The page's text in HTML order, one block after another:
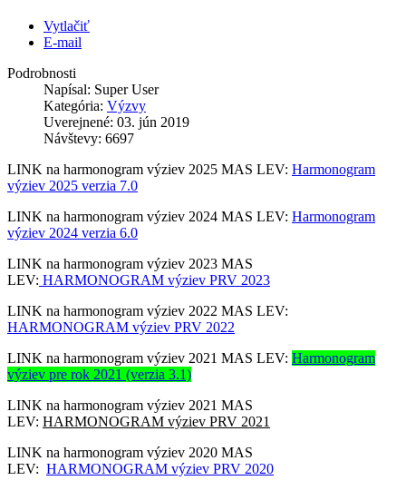
Vytlačiť
E-mail
Podrobnosti
Napísal: Super User
Kategória: Výzvy
Uverejnené: 03. jún 2019
Návštevy: 6697
LINK na harmonogram výziev 2025 MAS LEV: Harmonogram
výziev 2025 verzia 7.0
LINK na harmonogram výziev 2024 MAS LEV: Harmonogram
výziev 2024 verzia 6.0
LINK na harmonogram výziev 2023 MAS
LEV: HARMONOGRAM výziev PRV 2023
LINK na harmonogram výziev 2022 MAS LEV:
HARMONOGRAM výziev PRV 2022
LINK na harmonogram výziev 2021 MAS LEV: Harmonogram
výziev pre rok 2021 (verzia 3.1)
LINK na harmonogram výziev 2021 MAS
LEV: HARMONOGRAM výziev PRV 2021
LINK na harmonogram výziev 2020 MAS
LEV: HARMONOGRAM výziev PRV 2020